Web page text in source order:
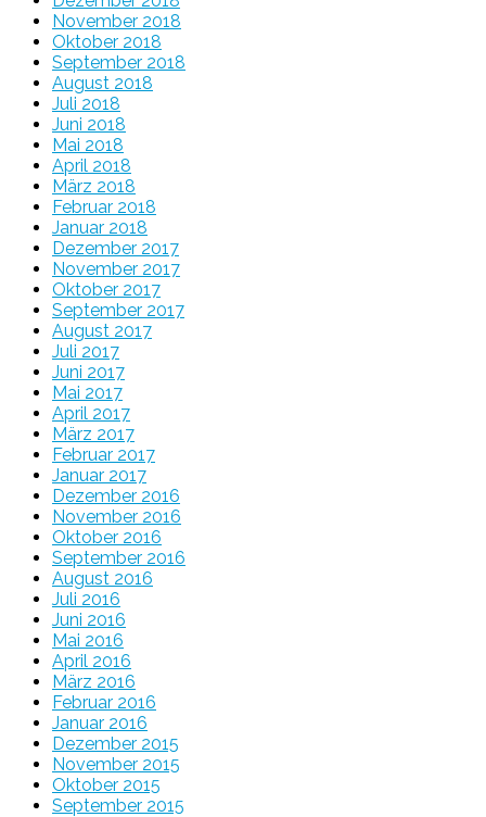
November 2018
Oktober 2018
September 2018
August 2018
Juli 2018
Juni 2018
Mai 2018
April 2018
März 2018
Februar 2018
Januar 2018
Dezember 2017
November 2017
Oktober 2017
September 2017
August 2017
Juli 2017
Juni 2017
Mai 2017
April 2017
März 2017
Februar 2017
Januar 2017
Dezember 2016
November 2016
Oktober 2016
September 2016
August 2016
Juli 2016
Juni 2016
Mai 2016
April 2016
März 2016
Februar 2016
Januar 2016
Dezember 2015
November 2015
Oktober 2015
September 2015